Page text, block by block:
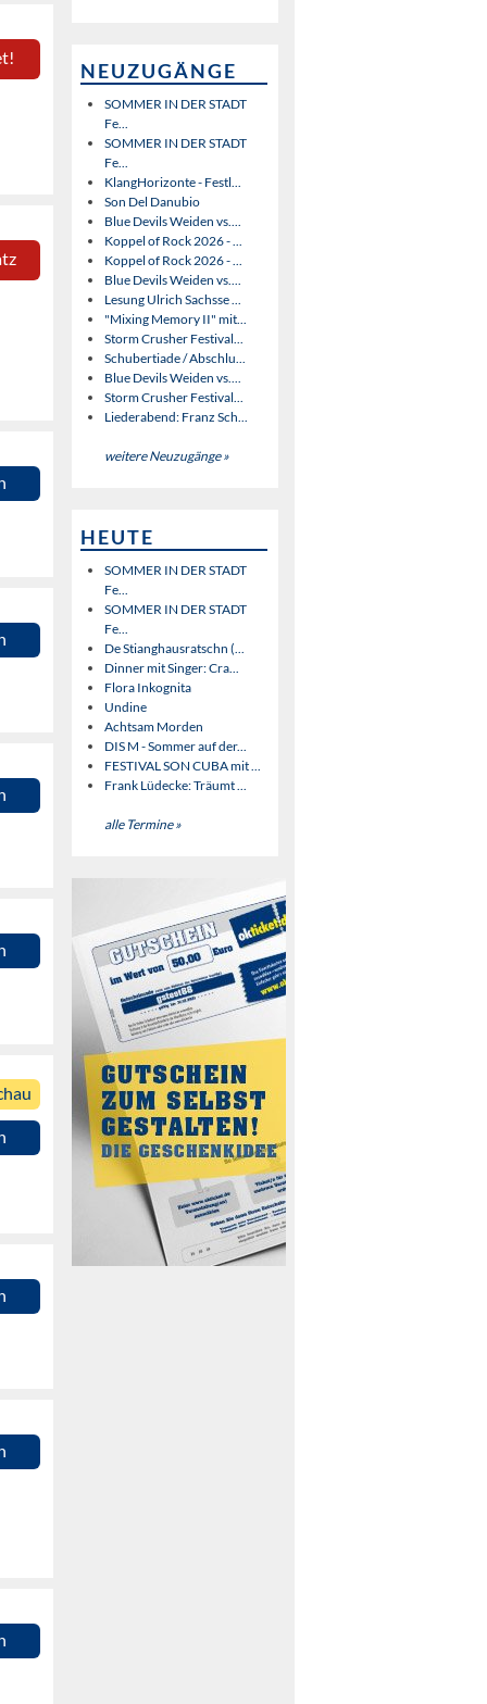
NEUZUGÄNGE
SOMMER IN DER STADT
Fe...
SOMMER IN DER STADT
Fe...
KlangHorizonte - Festl...
Son Del Danubio
Blue Devils Weiden vs....
Koppel of Rock 2026 - ...
Koppel of Rock 2026 - ...
Blue Devils Weiden vs....
Lesung Ulrich Sachsse ...
"Mixing Memory II" mit...
Storm Crusher Festival...
Schubertiade / Abschlu...
Blue Devils Weiden vs....
Storm Crusher Festival...
Liederabend: Franz Sch...
weitere Neuzugänge »
HEUTE
SOMMER IN DER STADT
Fe...
SOMMER IN DER STADT
Fe...
De Stianghausratschn (...
Dinner mit Singer: Cra...
Flora Inkognita
Undine
Achtsam Morden
DIS M - Sommer auf der...
FESTIVAL SON CUBA mit ...
Frank Lüdecke: Träumt ...
alle Termine »